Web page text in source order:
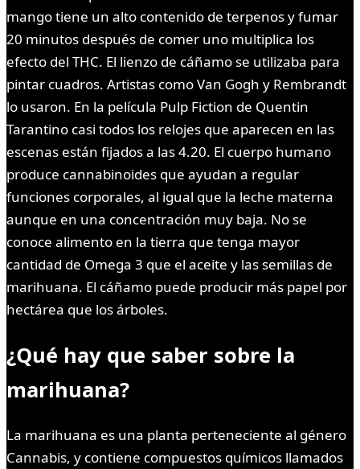
mango tiene un alto contenido de terpenos y fumar
20 minutos después de comer uno multiplica los
efecto del THC. El lienzo de cáñamo se utilizaba para
pintar cuadros. Artistas como Van Gogh y Rembrandt
lo usaron. En la película Pulp Fiction de Quentin
Tarantino casi todos los relojes que aparecen en las
escenas están fijados a las 4.20. El cuerpo humano
produce cannabinoides que ayudan a regular
funciones corporales, al igual que la leche materna
aunque en una concentración muy baja. No se
conoce alimento en la tierra que tenga mayor
cantidad de Omega 3 que el aceite y las semillas de
marihuana. El cáñamo puede producir más papel por
hectárea que los árboles.
¿Qué hay que saber sobre la
marihuana?
La marihuana es una planta perteneciente al género
Cannabis, y contiene compuestos químicos llamados